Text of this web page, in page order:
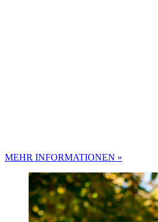
MEHR INFORMATIONEN »